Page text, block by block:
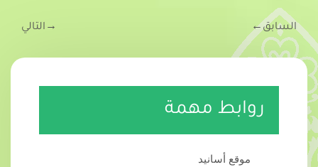
السابق←
→ التالي
روابط مهمة
موقع أسانيد